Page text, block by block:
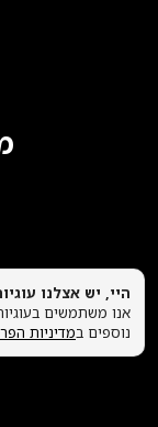
היי, יש אצלנו
אנו משתמשים
נוספים במדיניות